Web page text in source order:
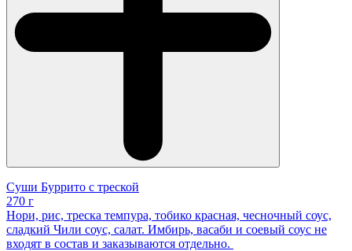
Суши Буррито с треской
270 г
Нори, рис, треска темпура, тобико красная, чесночный соус,
сладкий Чили соус, салат. Имбирь, васаби и соевый соус не
входят в состав и заказываются отдельно.